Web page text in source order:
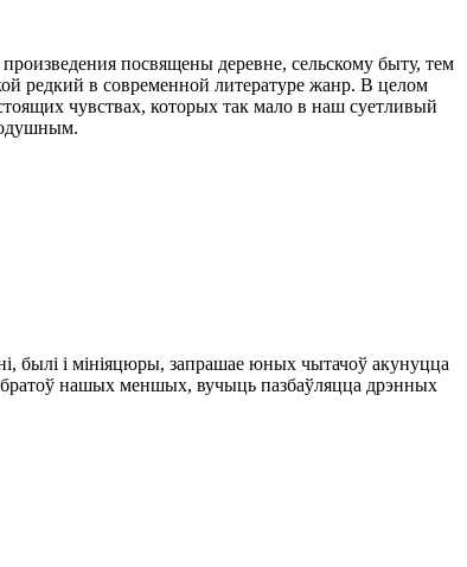
посвящены деревне, сельскому быту, тем
редкий в современной литературе жанр. В целом
чувствах, которых так мало в наш суетливый
былі і мініяцюры, запрашае юных чытачоў акунуцца
братоў нашых меншых, вучыць пазбаўляцца дрэнных